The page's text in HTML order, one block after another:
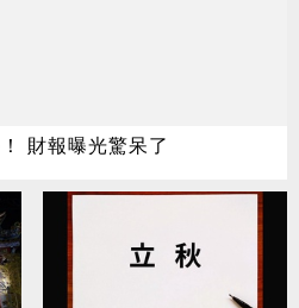
財報曝光驚呆了